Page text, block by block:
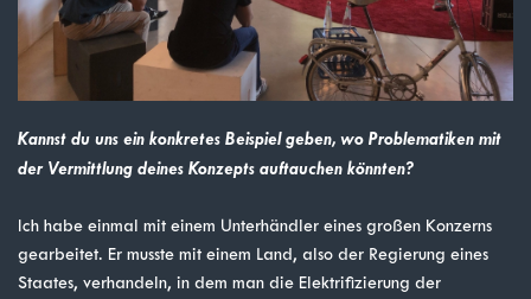
Kannst du uns ein konkretes Beispiel geben, wo Problematiken mit
der Vermittlung deines Konzepts auftauchen könnten?
Ich habe einmal mit einem Unterhändler eines großen Konzerns
gearbeitet. Er musste mit einem Land, also der Regierung eines
Staates, verhandeln, in dem man die Elektrifizierung der